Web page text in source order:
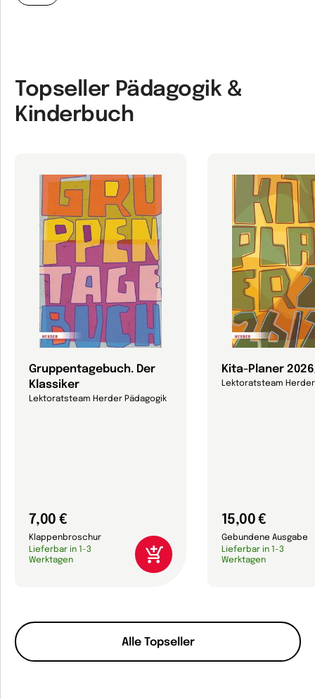
Topseller Pädagogik &
Kinderbuch
Alle Topseller
Gruppentagebuch. Der
Klassiker
Lektoratsteam Herder Pädagogik
7,00 €
Klappenbroschur
Lieferbar in 1-3
Werktagen
Kita-Planer
Lektoratsteam Herder
15,00 €
Gebundene Ausgabe
Lieferbar in 1-3
Werktagen